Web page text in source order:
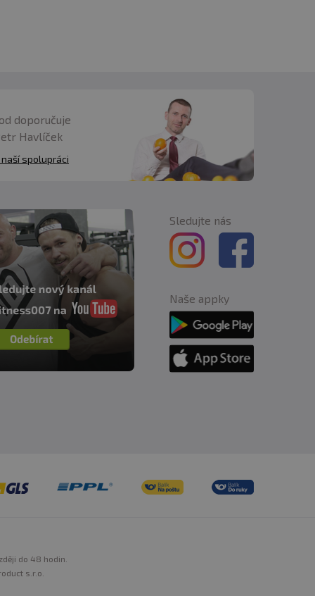
doporučuje
Havlíček
naší spolupráci
Sledujte nás
Naše appky
do 48 hodin.
s.r.o.